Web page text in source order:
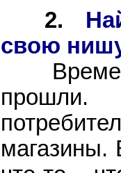
2.
свою
магазины.